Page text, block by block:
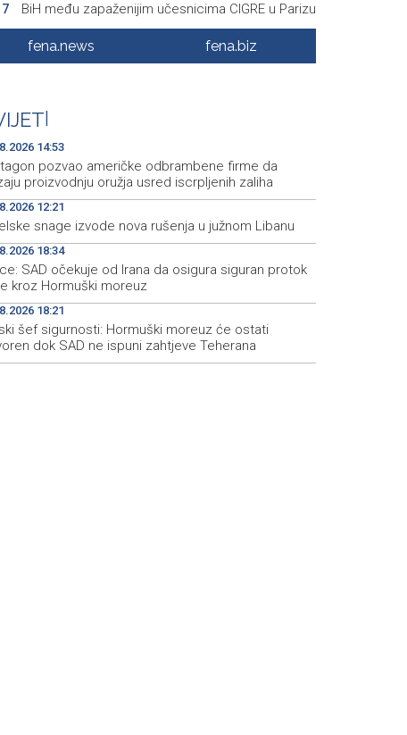
BiH među zapaženijim učesnicima CIGRE u Parizu
energetska tranzicija u fokusu
Pezer već sutra nastupa u kvalifikacijama, vjeruje
Ballian: Neopravdana sječa stabala a grad zbog
drveća sve topliji
fena.news fena.biz
14:53
pozvao američke odbrambene firme da
proizvodnju oružja usred iscrpljenih zaliha
12:21
snage izvode nova rušenja u južnom Libanu
18:34
SAD očekuje od Irana da osigura siguran protok
kroz Hormuški moreuz
18:21
šef sigurnosti: Hormuški moreuz će ostati
dok SAD ne ispuni zahtjeve Teherana